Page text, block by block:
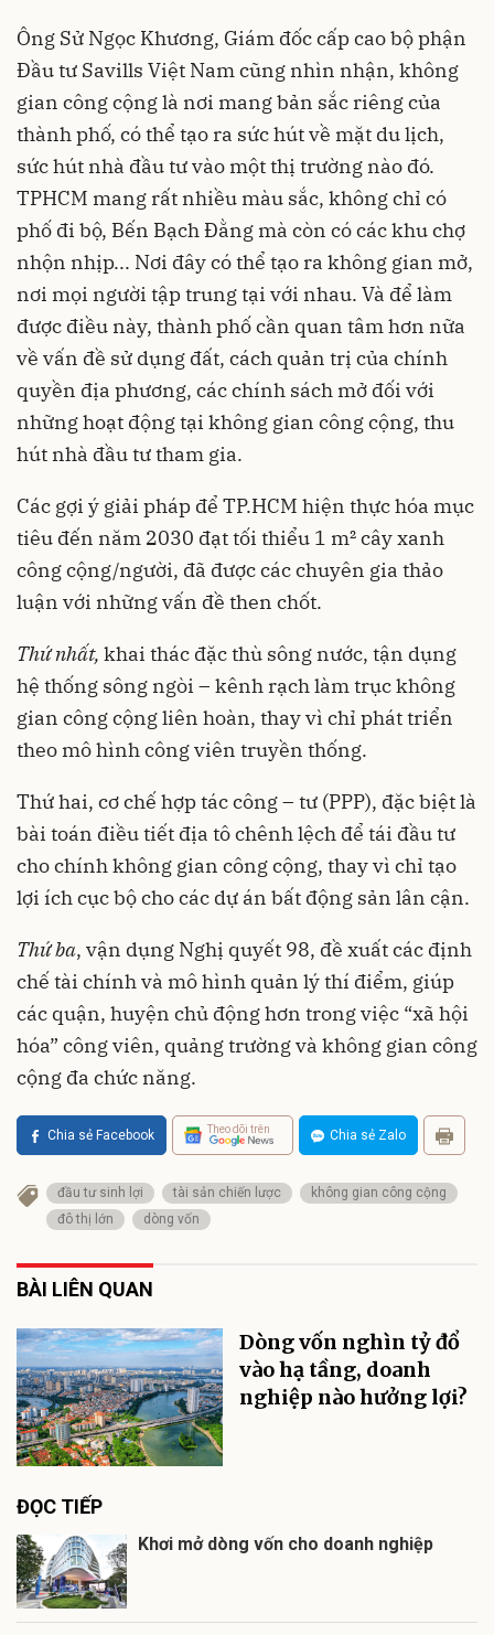
Ông Sử Ngọc Khương, Giám đốc cấp cao bộ phận
Đầu tư Savills Việt Nam cũng nhìn nhận, không
gian công cộng là nơi mang bản sắc riêng của
thành phố, có thể tạo ra sức hút về mặt du lịch,
sức hút nhà đầu tư vào một thị trường nào đó.
TPHCM mang rất nhiều màu sắc, không chỉ có
phố đi bộ, Bến Bạch Đằng mà còn có các khu chợ
nhộn nhịp... Nơi đây có thể tạo ra không gian mở,
nơi mọi người tập trung tại với nhau. Và để làm
được điều này, thành phố cần quan tâm hơn nữa
về vấn đề sử dụng đất, cách quản trị của chính
quyền địa phương, các chính sách mở đối với
những hoạt động tại không gian công cộng, thu
hút nhà đầu tư tham gia.
Các gợi ý giải pháp để TP.HCM hiện thực hóa mục
tiêu đến năm 2030 đạt tối thiểu 1 m² cây xanh
công cộng/người, đã được các chuyên gia thảo
luận với những vấn đề then chốt.
Thứ nhất, khai thác đặc thù sông nước, tận dụng
hệ thống sông ngòi – kênh rạch làm trục không
gian công cộng liên hoàn, thay vì chỉ phát triển
theo mô hình công viên truyền thống.
Thứ hai, cơ chế hợp tác công – tư (PPP), đặc biệt là
bài toán điều tiết địa tô chênh lệch để tái đầu tư
cho chính không gian công cộng, thay vì chỉ tạo
lợi ích cục bộ cho các dự án bất động sản lân cận.
Thứ ba, vận dụng Nghị quyết 98, đề xuất các định
chế tài chính và mô hình quản lý thí điểm, giúp
các quận, huyện chủ động hơn trong việc “xã hội
hóa” công viên, quảng trường và không gian công
cộng đa chức năng.
Chia sẻ Facebook Theo dõi trên Chia sẻ Zalo
đầu tư sinh lợi tài sản chiến lược
không gian công cộng
đô thị lớn
dòng vốn
BÀI LIÊN QUAN
Dòng vốn nghìn tỷ đổ
vào hạ tầng, doanh
nghiệp nào hưởng lợi?
ĐỌC TIẾP
Khơi mở dòng vốn cho doanh nghiệp